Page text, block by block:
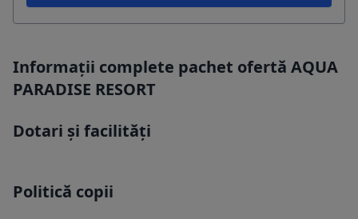
Informații complete pachet ofertă AQUA
PARADISE RESORT
Dotari și facilități
Politică copii